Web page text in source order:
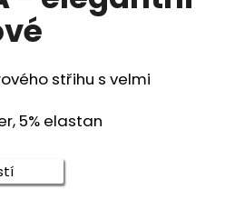
střihu s velmi
5% elastan